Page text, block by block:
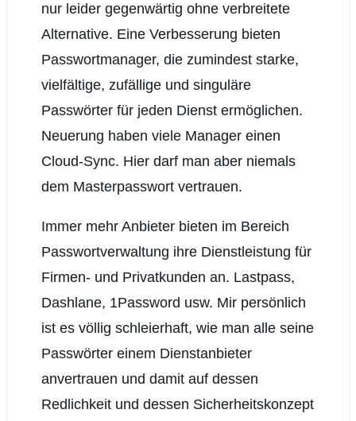
nur leider gegenwärtig ohne verbreitete
Alternative. Eine Verbesserung bieten
Passwortmanager, die zumindest starke,
vielfältige, zufällige und singuläre
Passwörter für jeden Dienst ermöglichen.
Neuerung haben viele Manager einen
Cloud-Sync. Hier darf man aber niemals
dem Masterpasswort vertrauen.
Immer mehr Anbieter bieten im Bereich
Passwortverwaltung ihre Dienstleistung für
Firmen- und Privatkunden an. Lastpass,
Dashlane, 1Password usw. Mir persönlich
ist es völlig schleierhaft, wie man alle seine
Passwörter einem Dienstanbieter
anvertrauen und damit auf dessen
Redlichkeit und dessen Sicherheitskonzept